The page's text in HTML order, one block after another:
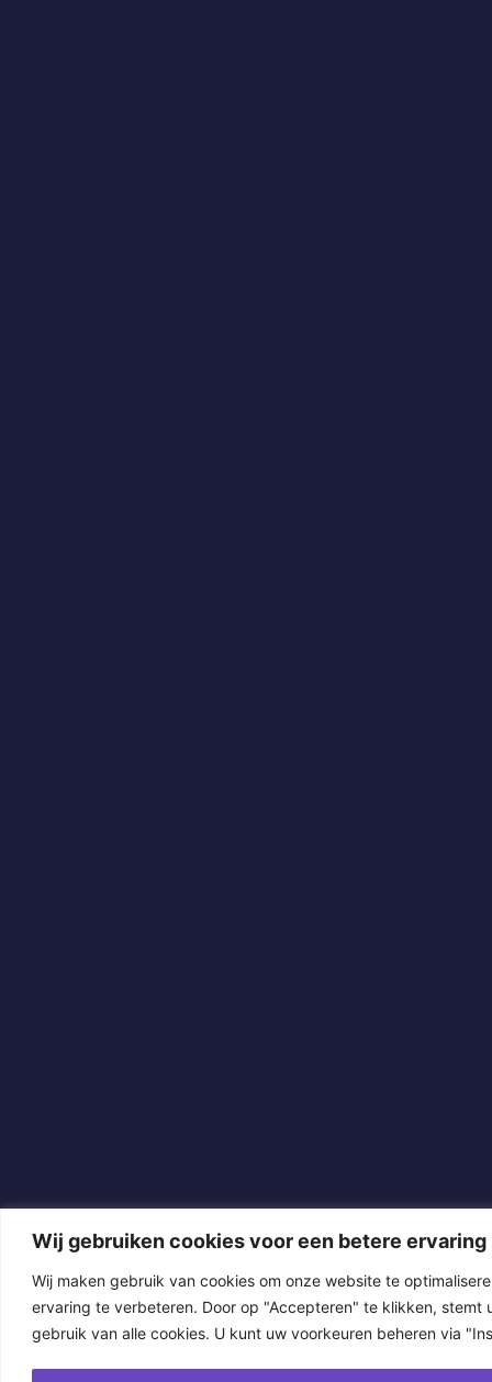
Wij gebruiken cookies voor een betere ervaring
Wij maken gebruik van cookies om onze website te
ervaring te verbeteren. Door op "Accepteren" te klikken, stemt
gebruik van alle cookies. U kunt uw voorkeuren beheren via